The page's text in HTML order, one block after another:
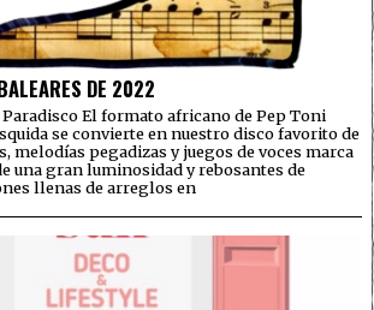
DE 2022
Paradisco El formato africano de Pep Toni
se convierte en nuestro disco favorito de
melodías pegadizas y juegos de voces marca
una gran luminosidad y rebosantes de
llenas de arreglos en